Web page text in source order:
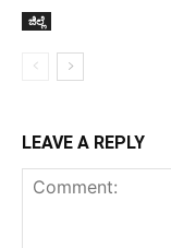
ಜಿಲ್ಲೆ
LEAVE A REPLY